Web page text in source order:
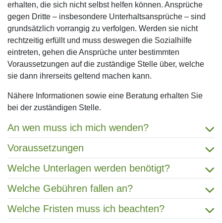
erhalten, die sich nicht selbst helfen können. Ansprüche
gegen Dritte – insbesondere Unterhaltsansprüche – sind
grundsätzlich vorrangig zu verfolgen. Werden sie nicht
rechtzeitig erfüllt und muss deswegen die Sozialhilfe
eintreten, gehen die Ansprüche unter bestimmten
Voraussetzungen auf die zuständige Stelle über, welche
sie dann ihrerseits geltend machen kann.
Nähere Informationen sowie eine Beratung erhalten Sie
bei der zuständigen Stelle.
An wen muss ich mich wenden?
Voraussetzungen
Welche Unterlagen werden benötigt?
Welche Gebühren fallen an?
Welche Fristen muss ich beachten?